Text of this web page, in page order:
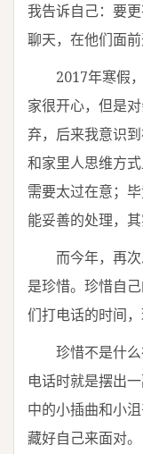
我告诉自己：要
聊天，在他们面
2017年寒假，
家很开心，但是
弃，后来我意识
和家里人思维方
需要太过在意；
能妥善的处理，
而今年，再次
是珍惜。珍惜自
们打电话的时间
珍惜不是什么
电话时就是摆出
中的小插曲和小
藏好自己来面对。